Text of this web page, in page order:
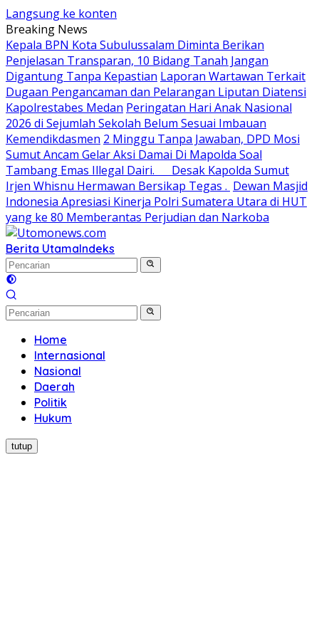
Langsung ke konten
Breaking News
Kepala BPN Kota Subulussalam Diminta Berikan
Penjelasan Transparan, 10 Bidang Tanah Jangan
Digantung Tanpa Kepastian Laporan Wartawan Terkait
Dugaan Pengancaman dan Pelarangan Liputan Diatensi
Kapolrestabes Medan Peringatan Hari Anak Nasional
2026 di Sejumlah Sekolah Belum Sesuai Imbauan
Kemendikdasmen 2 Minggu Tanpa Jawaban, DPD Mosi
Sumut Ancam Gelar Aksi Damai Di Mapolda Soal
Tambang Emas Illegal Dairi. Desak Kapolda Sumut
Irjen Whisnu Hermawan Bersikap Tegas . Dewan Masjid
Indonesia Apresiasi Kinerja Polri Sumatera Utara di HUT
yang ke 80 Memberantas Perjudian dan Narkoba
Berita UtamaIndeks
Home
Internasional
Nasional
Daerah
Politik
Hukum
tutup